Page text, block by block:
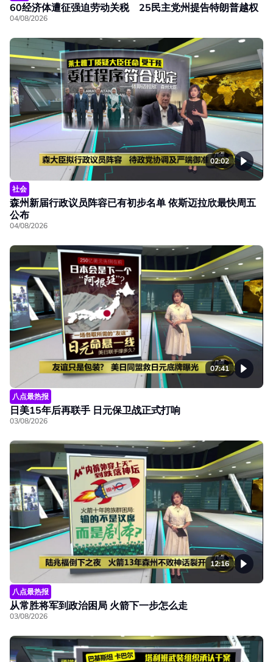
60经济体遭征强迫劳动关税 25民主党州提告特朗普越权
04/08/2026
02:02
社会
森州新届行政议员阵容已有初步名单 依斯迈拉欣最快周五
公布
04/08/2026
07:41
八点最热报
日美15年后再联手 日元保卫战正式打响
03/08/2026
12:16
八点最热报
从常胜将军到政治困局 火箭下一步怎么走
03/08/2026